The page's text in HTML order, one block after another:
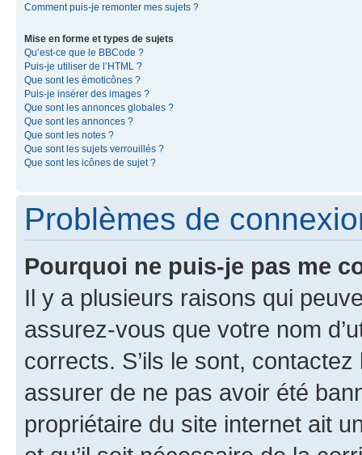
Comment puis-je remonter mes sujets ?
Mise en forme et types de sujets
Qu’est-ce que le BBCode ?
Puis-je utiliser de l’HTML ?
Que sont les émoticônes ?
Puis-je insérer des images ?
Que sont les annonces globales ?
Que sont les annonces ?
Que sont les notes ?
Que sont les sujets verrouillés ?
Que sont les icônes de sujet ?
Problèmes de
Pourquoi ne puis-je pas me
Il y a plusieurs raisons qui
assurez-vous que votre nom
corrects. S’ils le sont,
assurer de ne pas avoir été
propriétaire du site internet ait